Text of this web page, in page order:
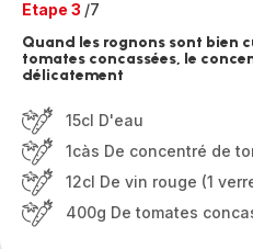
Etape 3 /7
Quand les rognons sont bien
tomates concassées, le
délicatement
15cl D'eau
1càs De concentré de
12cl De vin rouge (1
400g De tomates